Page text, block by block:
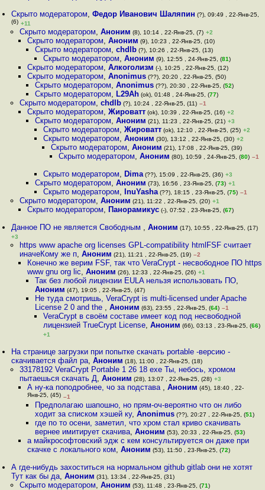
Скрыто модератором,Федор Иванович Шаляпин (?), 09:49 , 22-Янв-25,
(6) +11
Скрыто модератором, Аноним (8), 10:14 , 22-Янв-25, (7) +2
Скрыто модератором, Аноним (9), 10:23 , 22-Янв-25, (10)
Скрыто модератором,chdlb (?), 10:26 , 22-Янв-25, (13)
Скрыто модератором, Аноним (9), 12:55 , 24-Янв-25, (81)
Скрыто модератором, Алкоголизм (-), 10:25 , 22-Янв-25, (12)
Скрыто модератором, Anonimus(??), 20:20 , 22-Янв-25, (50)
Скрыто модератором,Anonimus (??), 20:30 , 22-Янв-25, (52)
Скрыто модератором, L29Ah (ok), 01:48 , 24-Янв-25, (77)
Скрыто модератором, chdlb(?), 10:24 , 22-Янв-25, (11) –1
Скрыто модератором, Жироватт(ok), 10:39 , 22-Янв-25, (16) +2
Скрыто модератором,Аноним (21), 11:23 , 22-Янв-25, (21) +3
Скрыто модератором, Жироватт(ok), 12:10 , 22-Янв-25, (25) +2
Скрыто модератором, Аноним (30), 13:12 , 22-Янв-25, (30) +2
Скрыто модератором, Аноним (21), 17:08 , 22-Янв-25, (39)
Скрыто модератором,Аноним (80), 10:59 , 24-Янв-25, (80) –1
Скрыто модератором, Dima(??), 15:09 , 22-Янв-25, (36) +3
Скрыто модератором,Аноним (73), 16:56 , 23-Янв-25, (73) +1
Скрыто модератором, InuYasha(??), 18:15 , 23-Янв-25, (75) –1
Скрыто модератором, Аноним (21), 11:22 , 22-Янв-25, (20) +1
Скрыто модератором, Панорамикус(-), 07:52 , 23-Янв-25, (67)
Данное ПО не является Свободным ,Аноним (17), 10:55 , 22-Янв-25, (17)
+3
https www apache org licenses GPL-compatibility htmlFSF считает
иначеКому же п, Аноним (21), 11:21 , 22-Янв-25, (19) –2
Конечно же верим FSF, так что VeraCrypt - несвободное ПО https
www gnu org lic, Аноним (26), 12:33 , 22-Янв-25, (26) +1
Так без любой лицензии EULA нельзя использовать ПО,
Аноним (47), 19:05 , 22-Янв-25, (47)
Не туда смотришь, VeraCrypt is multi-licensed under Apache
License 2 0 and the ,Аноним (63), 23:55 , 22-Янв-25, (64) –1
VeraCrypt в своём составе имеет код под несвободной
лицензией TrueCrypt License, Аноним (66), 03:13 , 23-Янв-25, (66)
+1
На странице загрузки при попытке скачать portable -версию -
скачивается файл ра,Аноним (18), 11:00 , 22-Янв-25, (18)
33178192 VeraCrypt Portable 1 26 18 exe Ты, небось, хромом
пытаешься скачать Д, Аноним (28), 13:07 , 22-Янв-25, (28) +3
А ну-ка поподробнее, чо за подстава , Аноним (45), 18:40 , 22-
Янв-25, (45) –1
Предполагаю шапошно, но прям-оч-вероятно что он либо
ходит за списком хэшей ку,Anonimus (??), 20:27 , 22-Янв-25, (51)
где по то осени, заметил, что хром стал криво скачивать
вернее имитирует скачива,Аноним (53), 20:33 , 22-Янв-25, (53)
а майкрософтовский эдж с кем консультируется он даже при
скачке с локального ком, Аноним (53), 11:50 , 23-Янв-25, (72)
А где-нибудь захоститься на нормальном github gitlab они не хотят
Тут как бы да,Аноним (31), 13:34 , 22-Янв-25, (31)
Скрыто модератором, Аноним (53), 11:48 , 23-Янв-25, (71)